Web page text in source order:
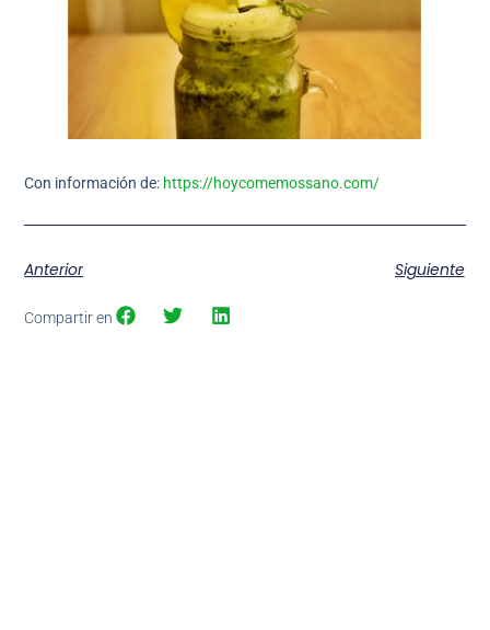
Con información de: https://hoycomemossano.com/
Anterior Siguiente
Compartir en